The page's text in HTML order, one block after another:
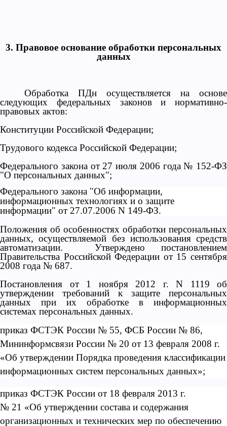
3. Правовое основание обработки персональных
данных
Обработка ПДн осуществляется на основе
следующих федеральных законов и нормативно-
правовых актов:
Конституции Российской Федерации;
Трудового кодекса Российской Федерации;
Федерального закона от 27 июля 2006 года № 152-ФЗ
"О персональных данных";
Федерального закона "Об информации,
информационных технологиях и о защите
информации" от 27.07.2006 N 149-ФЗ.
Положения об особенностях обработки персональных
данных, осуществляемой без использования средств
автоматизации. Утверждено постановлением
Правительства Российской Федерации от 15 сентября
2008 года № 687.
Постановления от 1 ноября 2012 г. N 1119 об
утверждении требований к защите персональных
данных при их обработке в информационных
системах персональных данных.
приказ ФСТЭК России № 55, ФСБ России № 86,
Мининформсвязи России № 20 от 13 февраля 2008 г.
«Об утверждении Порядка проведения классификации
информационных систем персональных данных»;
приказ ФСТЭК России от 18 февраля 2013 г.
№ 21 «Об утверждении состава и содержания
организационных и технических мер по обеспечению